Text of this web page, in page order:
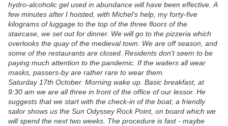
hydro-alcoholic gel used in abundance will have been effective. A
few minutes after I hoisted, with Michel's help, my forty-five
kilograms of luggage to the top of the three floors of the
staircase, we set out for dinner. We will go to the pizzeria which
overlooks the quay of the medieval town. We are off season, and
some of the restaurants are closed. Residents don't seem to be
paying much attention to the pandemic. If the waiters all wear
masks, passers-by are rather rare to wear them.
Saturday 17th October. Morning wake up. Basic breakfast, at
9:30 am we are all three in front of the office of our lessor. He
suggests that we start with the check-in of the boat; a friendly
sailor shows us the Sun Odyssey Rock Point, on board which we
will spend the next two weeks. The procedure is fast - maybe